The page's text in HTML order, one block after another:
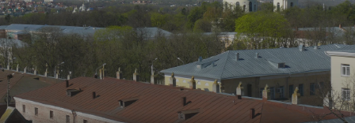
Погода
Праздники
Происшествия
Спорт
Экономика и бизнес